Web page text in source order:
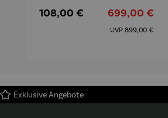
Mütz
Regulärer Preis:
108,00 €
m – Valor
Verkaufspreis:
699,00 €
UVP Regulärer Preis:
899,00 €
Exklusive Angebote